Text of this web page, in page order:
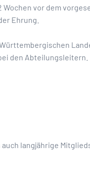
vor dem
Ehrung.
den Abteilungsleitern.
langjährige